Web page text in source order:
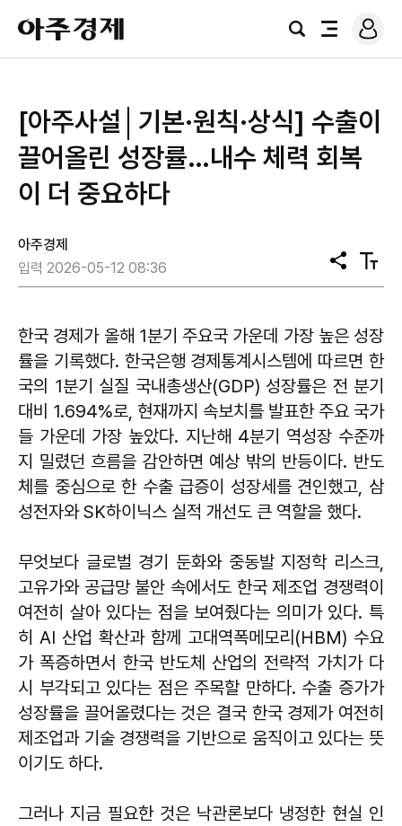
아
주
경
검
전
로
그
[아주사설│기본·원칙·상식] 수출이
끌어올린 성장률…내수 체력 회복
이 더 중요하다
아주경제
입력 2026-05-12 08:36
공
유
텍
스
기
한국 경제가 올해 1분기 주요국 가운데 가장 높은 성장
률을 기록했다. 한국은행 경제통계시스템에 따르면 한
국의 1분기 실질 국내총생산(GDP) 성장률은 전 분기
대비 1.694%로, 현재까지 속보치를 발표한 주요 국가
들 가운데 가장 높았다. 지난해 4분기 역성장 수준까
지 밀렸던 흐름을 감안하면 예상 밖의 반등이다. 반도
체를 중심으로 한 수출 급증이 성장세를 견인했고, 삼
성전자와 SK하이닉스 실적 개선도 큰 역할을 했다.
무엇보다 글로벌 경기 둔화와 중동발 지정학 리스크,
고유가와 공급망 불안 속에서도 한국 제조업 경쟁력이
여전히 살아 있다는 점을 보여줬다는 의미가 있다. 특
히 AI 산업 확산과 함께 고대역폭메모리(HBM) 수요
가 폭증하면서 한국 반도체 산업의 전략적 가치가 다
시 부각되고 있다는 점은 주목할 만하다. 수출 증가가
성장률을 끌어올렸다는 것은 결국 한국 경제가 여전히
제조업과 기술 경쟁력을 기반으로 움직이고 있다는 뜻
이기도 하다.
그러나 지금 필요한 것은 낙관론보다 냉정한 현실 인